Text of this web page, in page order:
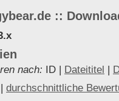
::
nach: ID | Dateititel |
| durchschnittliche